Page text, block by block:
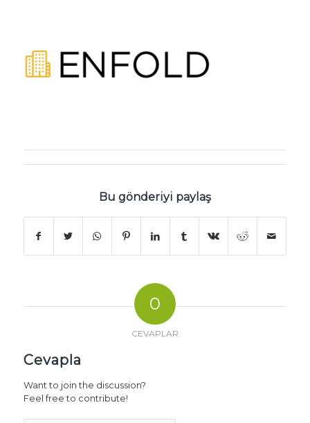
Bu gönderiyi paylaş
0
CEVAPLAR
Cevapla
Want to join the discussion?
Feel free to contribute!